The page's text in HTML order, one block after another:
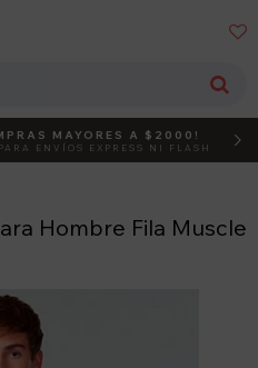

ACTIVÁ EL CÓDIGO
MAYORES A $2000!
ENVÍOS EXPRESS NI FLASH
Hombre Fila Muscle